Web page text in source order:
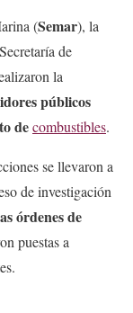
(Semar), la
de
la
públicos
decombustibles.
se llevaron a
de investigación
órdenes de
puestas a